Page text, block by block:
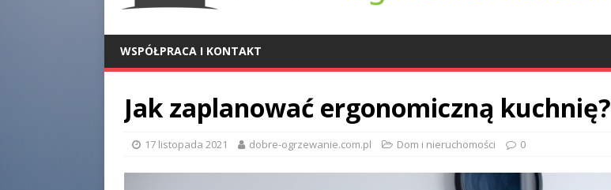
WSPÓŁPRACA I KONTAKT
Jak zaplanować ergonomiczną kuchnię?
17 listopada 2021 dobre-ogrzewanie.com.pl Dom i nieruchomości 0